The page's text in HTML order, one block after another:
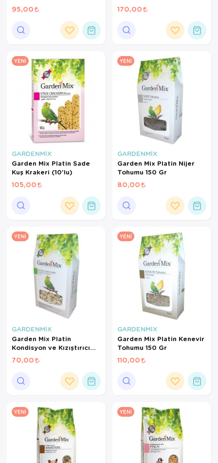
Gr
95,00 170,00
YENI
GARDENMİX
Garden Mix Platin Sade
Kuş Krakeri (10'lu)
105,00
YENI
GARDENMİX
Garden Mix Platin Nijer
Tohumu 150 Gr
80,00
YENI
GARDENMİX
Garden Mix Platin
Kondisyon ve Kızıştırıcı
Yem 150 Gr
70,00
YENI
GARDENMİX
Garden Mix Platin Kenevir
Tohumu 150 Gr
110,00
YENI YENI